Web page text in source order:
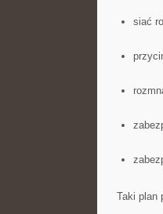
siać
Taki plan